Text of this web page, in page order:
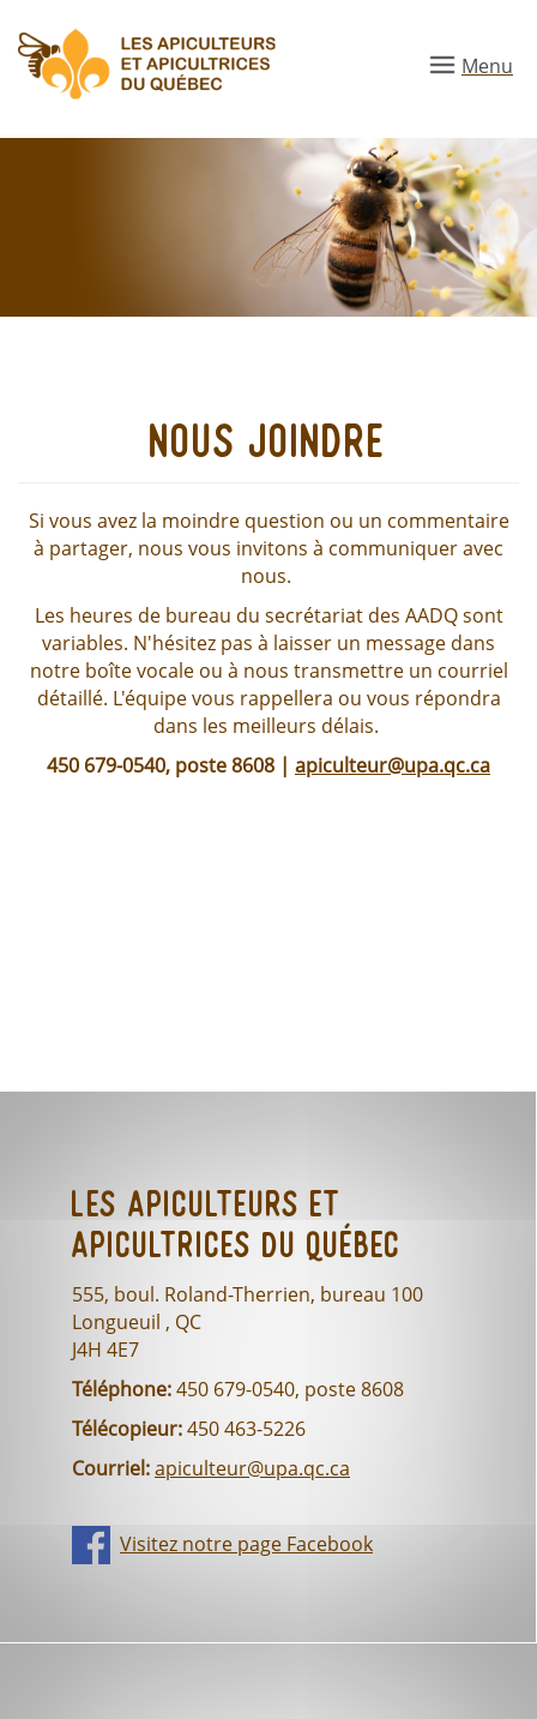
au
contenu
principal
Menu
nous joindre
Si vous avez la moindre question ou un commentaire
à partager, nous vous invitons à communiquer avec
nous.
Les heures de bureau du secrétariat des AADQ sont
variables. N'hésitez pas à laisser un message dans
notre boîte vocale ou à nous transmettre un courriel
détaillé. L'équipe vous rappellera ou vous répondra
dans les meilleurs délais.
450 679-0540, poste 8608 | apiculteur@upa.qc.ca
Les Apiculteurs et
Apicultrices du Québec
555, boul. Roland-Therrien, bureau 100
Longueuil , QC
J4H 4E7
Téléphone:450 679-0540, poste 8608
Télécopieur:450 463-5226
Courriel:apiculteur@upa.qc.ca
Visitez notre page Facebook